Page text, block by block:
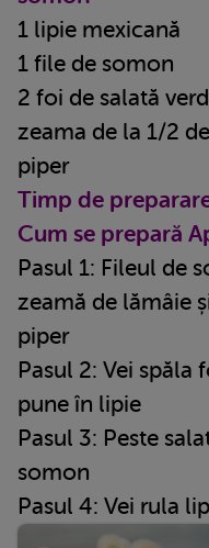
1 lipie mexicană
1 file de somon
2 foi de salată
zeama de la 1/2
piper
Timp de
Cum se prepară
Pasul 1: Fileul de
zeamă de lămâie
piper
Pasul 2: Vei spăla
pune în lipie
Pasul 3: Peste
somon
Pasul 4: Vei rula